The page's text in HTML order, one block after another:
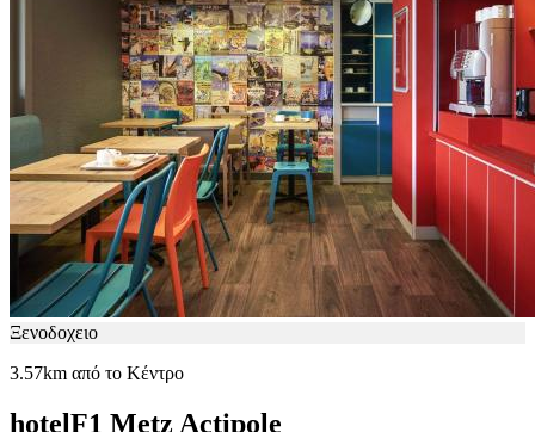
Ξενοδοχειο
3.57km από το Κέντρο
hotelF1 Metz Actipole